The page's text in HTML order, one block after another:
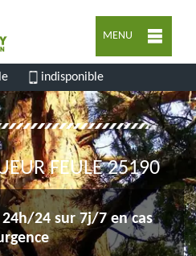
MENU
indisponible
FEULE 25190
24 sur 7j/7 en cas